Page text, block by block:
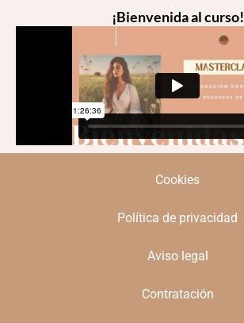
¡Bienvenida al curso!
Cookies
Política de privacidad
Aviso legal
Contratación